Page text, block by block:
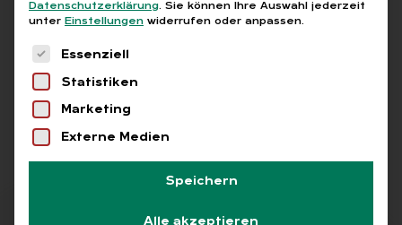
Alle Bei­trä­ge mit dem
Schlag­wort „BAG Über­
stun­den­pro­zess“
Alle Free Abo L+G +
Datenschutzerklärung. Sie können Ihre Auswahl jederzeit
unter Einstellungen widerrufen oder anpassen.
Es folgt eine Liste der Service-Gruppen, für
Essenziell
Statistiken
Marketing
Externe Medien
Speichern
Alle akzeptieren